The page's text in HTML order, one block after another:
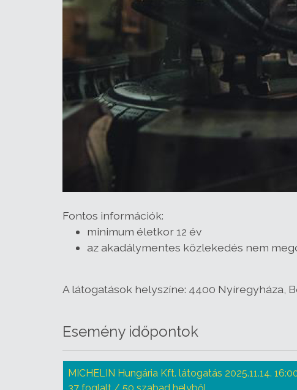
Fontos információk:
minimum életkor 12 év
az akadálymentes közlekedés nem
A látogatások helyszíne: 4400 Nyíregyháza,
Esemény időpontok
MICHELIN Hungária Kft. látogatás 2025.11.14.